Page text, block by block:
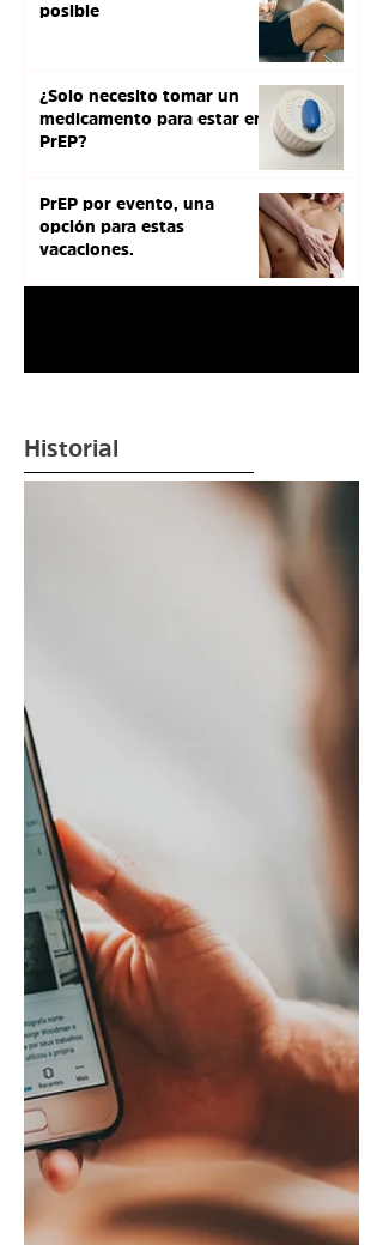
posible
¿Solo necesito tomar un
medicamento para estar en
PrEP?
PrEP por evento, una
opción para estas
vacaciones.
Historial